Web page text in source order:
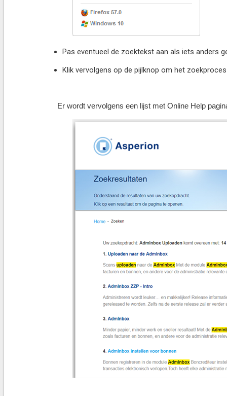
Pas eventueel de zoektekst aan als iets anders
Klik vervolgens op de pijlknop om het
Er wordt vervolgens een lijst met Online Help